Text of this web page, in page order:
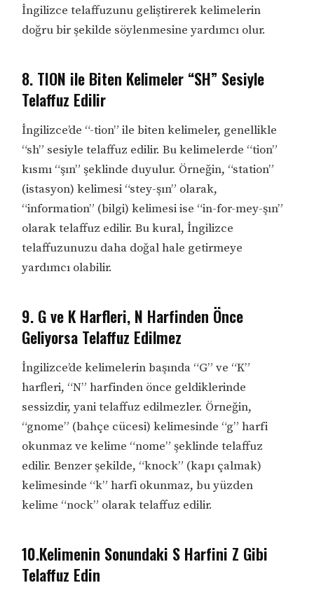
İngilizce telaffuzunu geliştirerek kelimelerin
doğru bir şekilde söylenmesine yardımcı olur.
8. TION ile Biten Kelimeler “SH” Sesiyle
Telaffuz Edilir
İngilizce’de “-tion” ile biten kelimeler, genellikle
“sh” sesiyle telaffuz edilir. Bu kelimelerde “tion”
kısmı “şın” şeklinde duyulur. Örneğin, “station”
(istasyon) kelimesi “stey-şın” olarak,
“information” (bilgi) kelimesi ise “in-for-mey-şın”
olarak telaffuz edilir. Bu kural, İngilizce
telaffuzunuzu daha doğal hale getirmeye
yardımcı olabilir.
9. G ve K Harfleri, N Harfinden Önce
Geliyorsa Telaffuz Edilmez
İngilizce’de kelimelerin başında “G” ve “K”
harfleri, “N” harfinden önce geldiklerinde
sessizdir, yani telaffuz edilmezler. Örneğin,
“gnome” (bahçe cücesi) kelimesinde “g” harfi
okunmaz ve kelime “nome” şeklinde telaffuz
edilir. Benzer şekilde, “knock” (kapı çalmak)
kelimesinde “k” harfi okunmaz, bu yüzden
kelime “nock” olarak telaffuz edilir.
10.Kelimenin Sonundaki S Harfini Z Gibi
Telaffuz Edin